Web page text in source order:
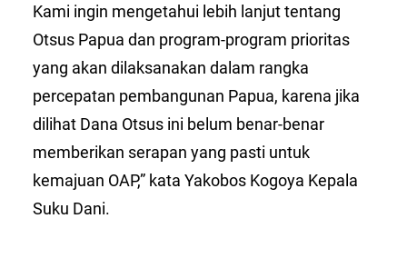
Kami ingin mengetahui lebih lanjut tentang
Otsus Papua dan program-program prioritas
yang akan dilaksanakan dalam rangka
percepatan pembangunan Papua, karena jika
dilihat Dana Otsus ini belum benar-benar
memberikan serapan yang pasti untuk
kemajuan OAP,” kata Yakobos Kogoya Kepala
Suku Dani.